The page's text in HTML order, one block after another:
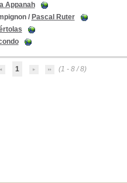
Appanah
/ Pascal Ruter
1 (1 - 8 / 8)